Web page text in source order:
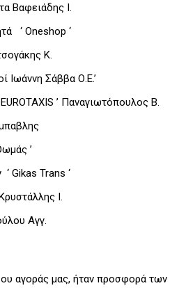
Βαφειάδης Ι.
‘ Oneshop ‘
Κ.
Ιωάννη Σάββα Ο.Ε.’
’ Παναγιωτόπουλος Β.
’
Gikas Trans ‘
Ι.
Αγγ.
αγοράς μας, ήταν προσφορά των